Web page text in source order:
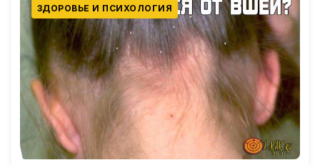
ЗДОРОВЬЕ И ПСИХОЛОГИЯ